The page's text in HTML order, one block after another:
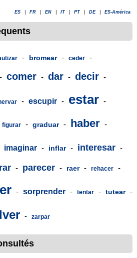
ES FR EN IT PT DE ES-América
- bromear - ceder -
- comer - dar - decir -
- escupir - estar -
figurar - graduar - haber -
imaginar - inflar - interesar -
- parecer - raer - rehacer -
- sorprender - tentar - tutear -
- zarpar